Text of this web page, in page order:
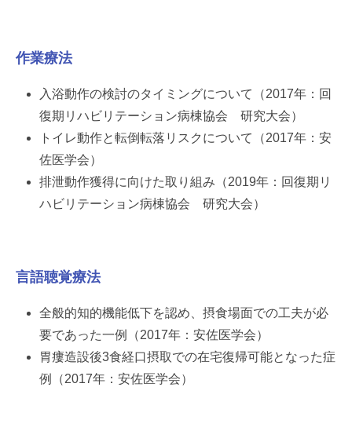
作業療法
入浴動作の検討のタイミングについて（2017年：回
復期リハビリテーション病棟協会 研究大会）
トイレ動作と転倒転落リスクについて（2017年：安
佐医学会）
排泄動作獲得に向けた取り組み（2019年：回復期リ
ハビリテーション病棟協会 研究大会）
言語聴覚療法
全般的知的機能低下を認め、摂食場面での工夫が必
要であった一例（2017年：安佐医学会）
胃瘻造設後3食経口摂取での在宅復帰可能となった症
例（2017年：安佐医学会）